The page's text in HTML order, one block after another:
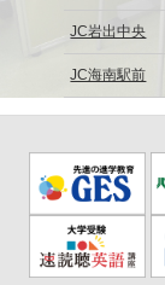
JC岩出中央
JC海南駅前